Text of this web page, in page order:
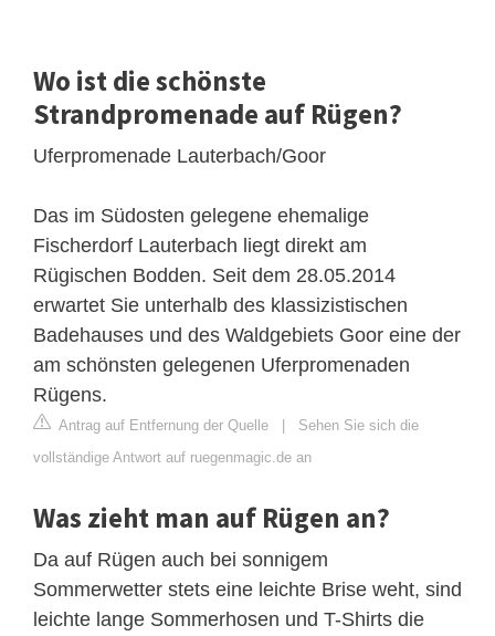
Wo ist die schönste
Strandpromenade auf Rügen?
Uferpromenade Lauterbach/Goor
Das im Südosten gelegene ehemalige
Fischerdorf Lauterbach liegt direkt am
Rügischen Bodden. Seit dem 28.05.2014
erwartet Sie unterhalb des klassizistischen
Badehauses und des Waldgebiets Goor eine der
am schönsten gelegenen Uferpromenaden
Rügens.
Antrag auf Entfernung der Quelle | Sehen Sie sich die
vollständige Antwort auf ruegenmagic.de an
Was zieht man auf Rügen an?
Da auf Rügen auch bei sonnigem
Sommerwetter stets eine leichte Brise weht, sind
leichte lange Sommerhosen und T-Shirts die